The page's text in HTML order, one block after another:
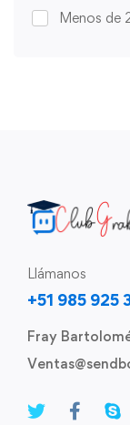
Menos de
Llámanos
+51 985 925
Fray